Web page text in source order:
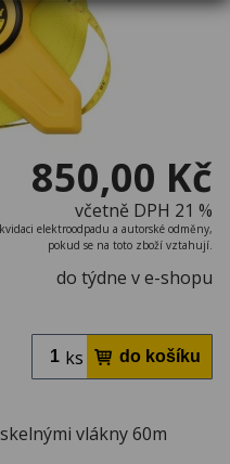
850,00 Kč
včetně DPH 21 %
elektroodpadu a autorské odměny,
pokud se na toto zboží vztahují.
do týdne v e-shopu
ks
vlákny 60m